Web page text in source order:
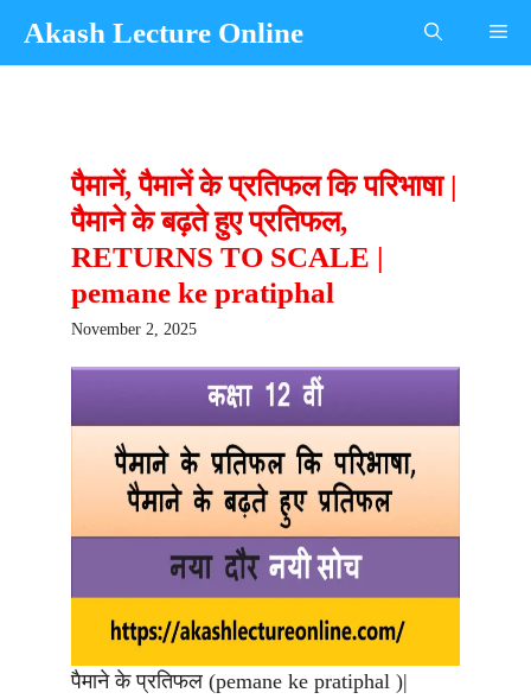
Akash Lecture Online
पैमानें, पैमानें के प्रतिफल कि परिभाषा |
पैमाने के बढ़ते हुए प्रतिफल,
RETURNS TO SCALE |
pemane ke pratiphal
November 2, 2025
पैमाने के प्रतिफल (pemane ke pratiphal )|